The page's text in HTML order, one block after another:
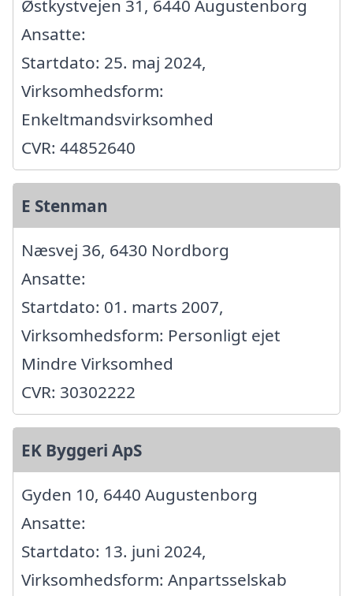
Østkystvejen 31, 6440 Augustenborg
Ansatte:
Startdato: 25. maj 2024,
Virksomhedsform:
Enkeltmandsvirksomhed
CVR: 44852640
E Stenman
Næsvej 36, 6430 Nordborg
Ansatte:
Startdato: 01. marts 2007,
Virksomhedsform: Personligt ejet
Mindre Virksomhed
CVR: 30302222
EK Byggeri ApS
Gyden 10, 6440 Augustenborg
Ansatte:
Startdato: 13. juni 2024,
Virksomhedsform: Anpartsselskab